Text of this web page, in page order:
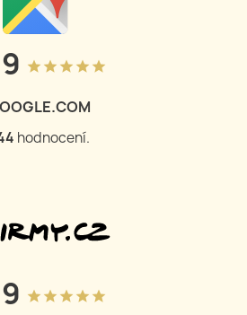
grade grade grade grade grade
hodnocení.
grade grade grade grade grade